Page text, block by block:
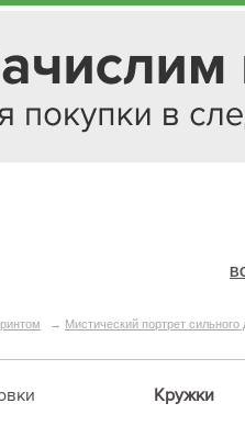
→ Мистический портрет сильного
Кружки